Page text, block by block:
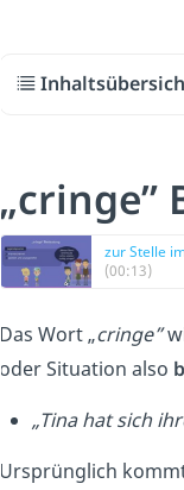
„cringe”
zur Stelle
(00:13)
Das Wort „cringe”
oder Situation also
„Tina hat sich
Ursprünglich